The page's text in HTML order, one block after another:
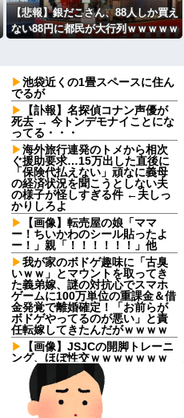
【悲報】銀だこさん、88人しか買え
ない88円に都民が大行列ｗｗｗｗｗ
池袋近くの1畳スペースに住ん
でるが
【訃報】名探偵コナン声優が
死去 → 今トンデモナイことにな
ってる・・・
海外旅行連発のトメから相次
ぐ援助要求…15万出した直後に
「保険代払えない」頑なに義母
の経済状況を聞こうとしない夫
の様子が怪しすぎる件 ←夫しっ
かりしろよ
【画像】転売屋の娘「ママ
ー！ちいかわのシール貼ったよ
ー！」親「！！！！！！」他
我が家のボドゲ趣味に「古臭
いｗｗ」とマウントを取ってき
た義弟嫁、謎の対抗心でスマホ
ゲームに100万単位の重課金＆借
金発覚で離婚確定！「お前らが
ボドゲやってるのが悪い」と責
任転嫁してきたんだがｗｗｗｗ
【画像】JSJCの開脚トレーニ
ング、ほぼ性交ｗｗｗｗｗｗｗ
ｗｗｗｗ
【悲報】ドラマ関係者「漫画
をドラマ化？脚本に糞アレンジ
加えなきゃ」←これ